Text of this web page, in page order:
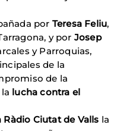
por Teresa Feliu,
y por Josep
y Parroquias,
de la
de la
lucha contra el
Ciutat de Valls la